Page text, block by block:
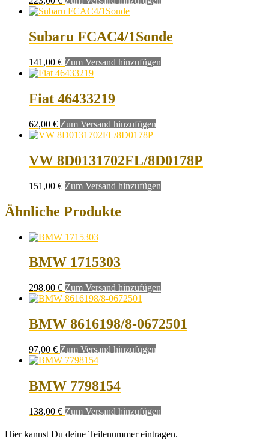
Subaru FCAC4/1Sonde
141,00 € Zum Versand hinzufügen
Fiat 46433219
62,00 € Zum Versand hinzufügen
VW 8D0131702FL/8D0178P
151,00 € Zum Versand hinzufügen
Ähnliche Produkte
BMW 1715303
298,00 € Zum Versand hinzufügen
BMW 8616198/8-0672501
97,00 € Zum Versand hinzufügen
BMW 7798154
138,00 € Zum Versand hinzufügen
Hier kannst Du deine Teilenummer eintragen.